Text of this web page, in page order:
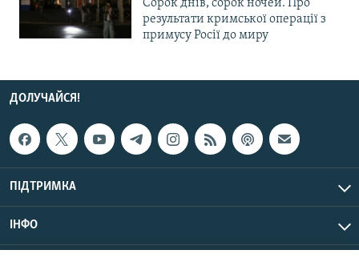
Сорок днів, сорок ночей. Про
результати кримської операції з
примусу Росії до миру
ДОЛУЧАЙСЯ!
ПІДТРИМКА
ІНФО